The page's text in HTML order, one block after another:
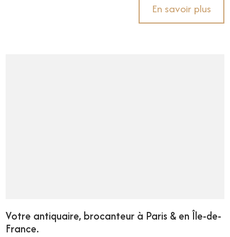
En savoir plus
Votre antiquaire, brocanteur à Paris & en Île-de-
France.